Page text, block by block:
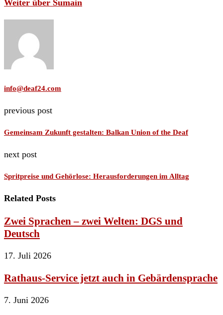
Weiter über Sumain
info@deaf24.com
previous post
Gemeinsam Zukunft gestalten: Balkan Union of the Deaf
next post
Spritpreise und Gehörlose: Herausforderungen im Alltag
Related Posts
Zwei Sprachen – zwei Welten: DGS und
Deutsch
17. Juli 2026
Rathaus-Service jetzt auch in Gebärdensprache
7. Juni 2026